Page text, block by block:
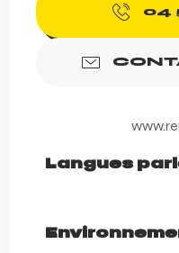
04
Langues
Langues